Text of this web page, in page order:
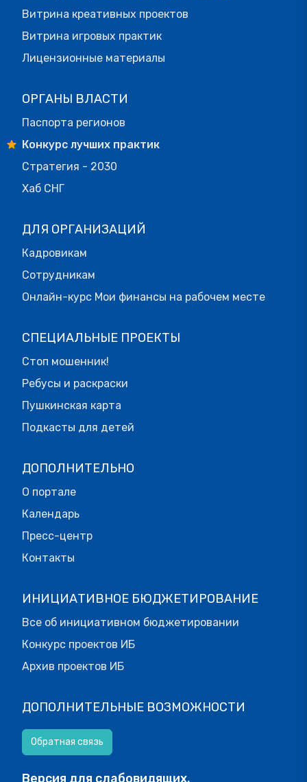
Витрина креативных проектов
Витрина игровых практик
Лицензионные материалы
ОРГАНЫ ВЛАСТИ
Паспорта регионов
Конкурс лучших практик
Стратегия - 2030
Хаб СНГ
ДЛЯ ОРГАНИЗАЦИЙ
Кадровикам
Сотрудникам
Онлайн-курс Мои финансы на рабочем месте
СПЕЦИАЛЬНЫЕ ПРОЕКТЫ
Стоп мошенник!
Ребусы и раскраски
Пушкинская карта
Подкасты для детей
ДОПОЛНИТЕЛЬНО
О портале
Календарь
Пресс-центр
Контакты
ИНИЦИАТИВНОЕ БЮДЖЕТИРОВАНИЕ
Все об инициативном бюджетировании
Конкурс проектов ИБ
Архив проектов ИБ
ДОПОЛНИТЕЛЬНЫЕ ВОЗМОЖНОСТИ
Обратная связь
Версия для слабовидящих.